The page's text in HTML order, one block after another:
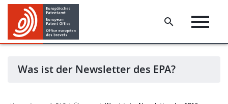
Skip
main
content
Skip
footer
Was ist der Newsletter des EPA?